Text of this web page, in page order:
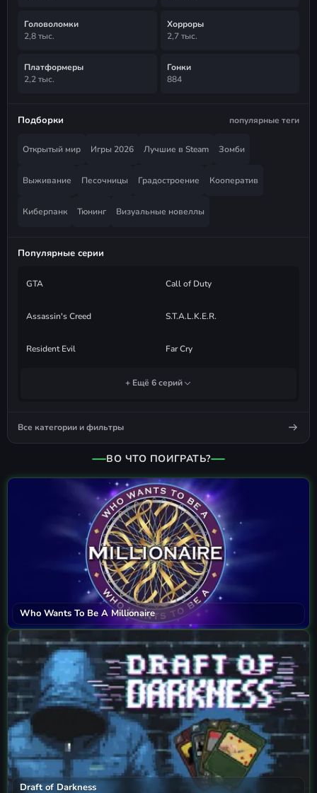
Головоломки
2,8 тыс.
Хорроры
2,7 тыс.
Платформеры
2,2 тыс.
Гонки
884
Подборки популярные теги
Открытый мир Игры 2026 Лучшие в Steam Зомби
Выживание Песочницы Градостроение Кооператив
Киберпанк Тюнинг Визуальные новеллы
Популярные серии
GTA Call of Duty
Assassin's Creed S.T.A.L.K.E.R.
Resident Evil Far Cry
+ Ещё 6 серий
Все категории и фильтры
ВО ЧТО ПОИГРАТЬ?
Who Wants To Be A Millionaire
Draft of Darkness